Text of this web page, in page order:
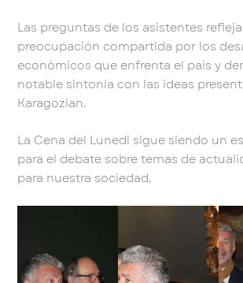
Las preguntas de los asistentes
preocupación compartida por los
económicos que enfrenta el país y
notable sintonía con las ideas
Karagozian.
La Cena del Lunedi sigue siendo un
para el debate sobre temas de
para nuestra sociedad.